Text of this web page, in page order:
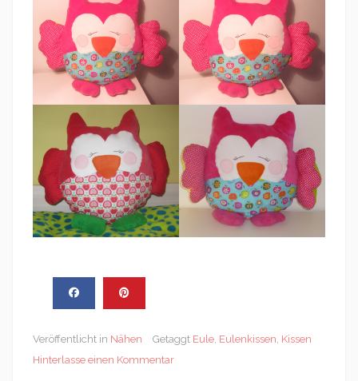
Veröffentlicht in Nähen Getaggt Eule Eulenkissen Kissen
Hinterlasse einen Kommentar